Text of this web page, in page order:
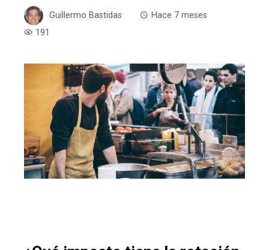
Guillermo Bastidas
Hace 7 meses
191